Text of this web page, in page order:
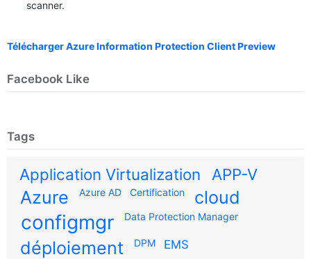
scanner.
Télécharger Azure Information Protection Client Preview
Facebook Like
Tags
Application Virtualization APP-V
Azure Azure AD Certification cloud
configmgr Data Protection Manager
déploiement DPM
EMS